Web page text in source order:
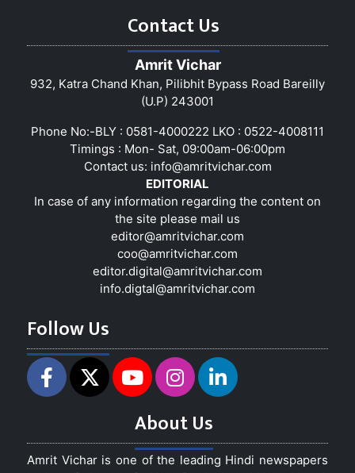
Contact Us
Amrit Vichar
932, Katra Chand Khan, Pilibhit Bypass Road Bareilly
(U.P) 243001
Phone No:-BLY : 0581-4000222 LKO : 0522-4008111
Timings : Mon- Sat, 09:00am-06:00pm
Contact us: info@amritvichar.com
EDITORIAL
In case of any information regarding the content on
the site please mail us
editor@amritvichar.com
coo@amritvichar.com
editor.digital@amritvichar.com
info.digtal@amritvichar.com
Follow Us
About Us
Amrit Vichar is one of the leading Hindi newspapers